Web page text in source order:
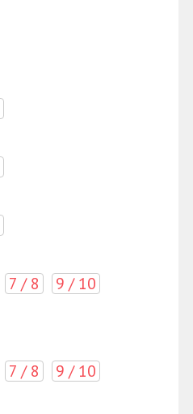
7 / 8
9 / 10
7 / 8
9 / 10